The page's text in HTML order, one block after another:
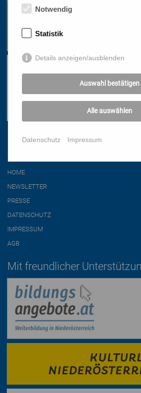
Links
HOME
NEWSLETTER
PRESSE
DATENSCHUTZ
IMPRESSUM
AGB
Mit freundlicher
Notwendig
Statistik
Details anzeigen/ausblenden
Auswahl bestätigen
Alle auswählen
Datenschutz Impressum